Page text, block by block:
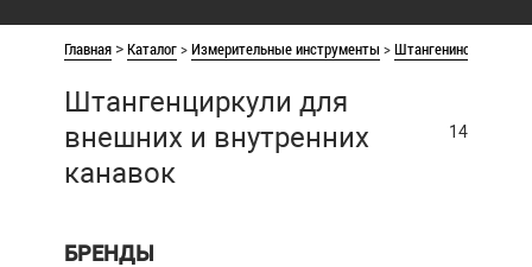
Главная >Каталог>Измерительные инструменты >Штангенинструменты
Штангенциркули для
внешних и внутренних
канавок
14
БРЕНДЫ